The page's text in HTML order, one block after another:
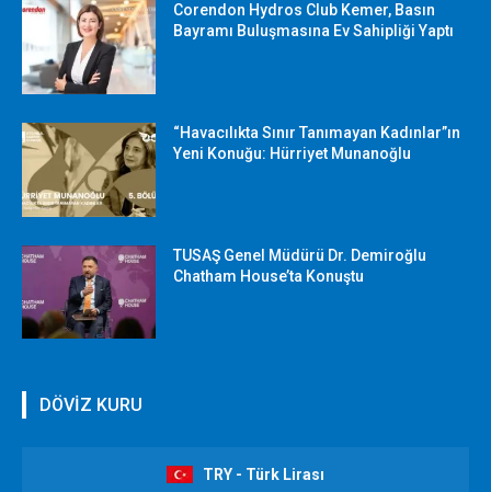
Corendon Hydros Club Kemer, Basın
Bayramı Buluşmasına Ev Sahipliği Yaptı
“Havacılıkta Sınır Tanımayan Kadınlar”ın
Yeni Konuğu: Hürriyet Munanoğlu
TUSAŞ Genel Müdürü Dr. Demiroğlu
Chatham House’ta Konuştu
DÖVİZ KURU
TRY - Türk Lirası